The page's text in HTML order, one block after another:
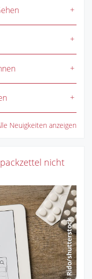
Neuigkeiten anzeigen
nicht